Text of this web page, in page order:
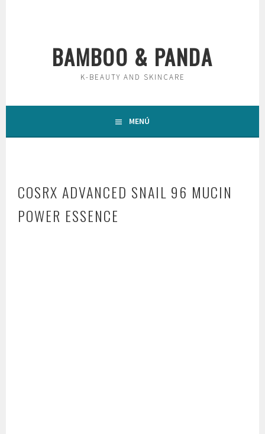
BAMBOO & PANDA
K-BEAUTY AND SKINCARE
MENÚ
COSRX ADVANCED SNAIL 96 MUCIN
POWER ESSENCE